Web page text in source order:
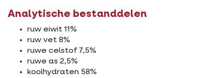
Analytische bestanddelen
ruw eiwit 11%
ruw vet 8%
ruwe celstof 7,5%
ruwe as 2,5%
koolhydraten 58%